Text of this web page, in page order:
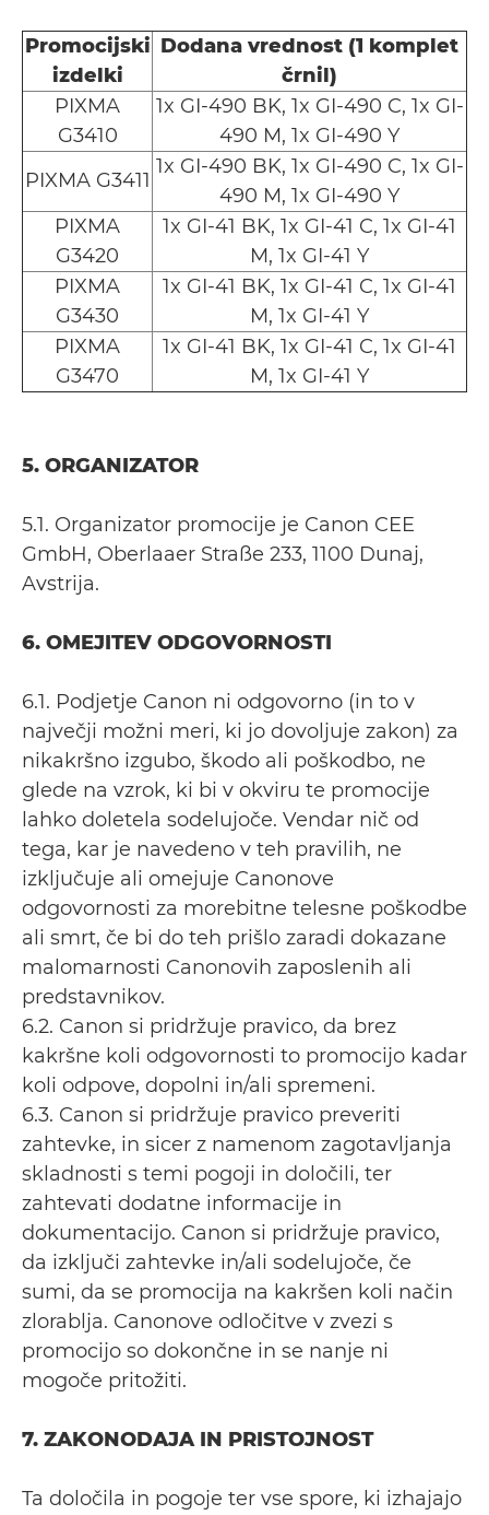
Promocijski
izdelki
Dodana vrednost (1 komplet
črnil)
PIXMA
G3410
1x GI-490 BK, 1x GI-490 C, 1x GI-
490 M, 1x GI-490 Y
PIXMA G3411
1x GI-490 BK, 1x GI-490 C, 1x GI-
490 M, 1x GI-490 Y
PIXMA
G3420
1x GI-41 BK, 1x GI-41 C, 1x GI-41
M, 1x GI-41 Y
PIXMA
G3430
1x GI-41 BK, 1x GI-41 C, 1x GI-41
M, 1x GI-41 Y
PIXMA
G3470
1x GI-41 BK, 1x GI-41 C, 1x GI-41
M, 1x GI-41 Y
5. ORGANIZATOR
5.1. Organizator promocije je Canon CEE
GmbH, Oberlaaer Straße 233, 1100 Dunaj,
Avstrija.
6. OMEJITEV ODGOVORNOSTI
6.1. Podjetje Canon ni odgovorno (in to v
največji možni meri, ki jo dovoljuje zakon) za
nikakršno izgubo, škodo ali poškodbo, ne
glede na vzrok, ki bi v okviru te promocije
lahko doletela sodelujoče. Vendar nič od
tega, kar je navedeno v teh pravilih, ne
izključuje ali omejuje Canonove
odgovornosti za morebitne telesne poškodbe
ali smrt, če bi do teh prišlo zaradi dokazane
malomarnosti Canonovih zaposlenih ali
predstavnikov.
6.2. Canon si pridržuje pravico, da brez
kakršne koli odgovornosti to promocijo kadar
koli odpove, dopolni in/ali spremeni.
6.3. Canon si pridržuje pravico preveriti
zahtevke, in sicer z namenom zagotavljanja
skladnosti s temi pogoji in določili, ter
zahtevati dodatne informacije in
dokumentacijo. Canon si pridržuje pravico,
da izključi zahtevke in/ali sodelujoče, če
sumi, da se promocija na kakršen koli način
zlorablja. Canonove odločitve v zvezi s
promocijo so dokončne in se nanje ni
mogoče pritožiti.
7. ZAKONODAJA IN PRISTOJNOST
Ta določila in pogoje ter vse spore, ki izhajajo